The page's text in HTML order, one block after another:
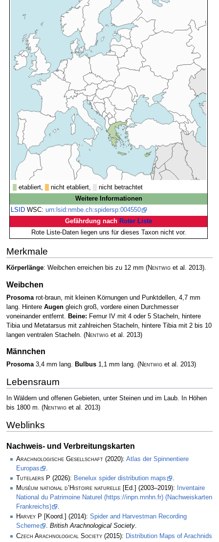
etabliert, nicht etabliert,
nicht betrachtet
Weitere Informationen
LSID WSC:urn:lsid:nmbe.ch:spidersp:004550
Gefährdung nach Roter Liste
Rote Liste-Daten liegen uns für dieses Taxon nicht vor.
Merkmale
Körperlänge: Weibchen erreichen bis zu 12 mm (Nentwiget al. 2013).
Weibchen
Prosomarot-braun, mit kleinen Körnungen und Punktdellen, 4,7 mm
lang. Hintere Augengleich groß, vordere einen Durchmesser
voneinander entfernt.
Beine: Femur IV mit 4 oder 5 Stacheln, hintere
Tibia und Metatarsus mit zahlreichen Stacheln, hintere Tibia mit 2 bis 10
langen ventralen Stacheln. (Nentwiget al. 2013)
Männchen
Prosoma3,4 mm lang. Bulbus1,1 mm lang. (Nentwiget al. 2013)
Lebensraum
In Wäldern und offenen Gebieten, unter Steinen und im Laub. In Höhen
bis 1800 m. (Nentwiget al. 2013)
Weblinks
Nachweis- und Verbreitungskarten
Arachnologische Gesellschaft (2020): Atlas der Spinnentiere
Europas
Tutelaers P (2026): Benelux spider distribution maps
.
Muséum national d’Histoire naturelle [Ed.] (2003–2019):
Inventaire
National du Patrimoine Naturel (https://inpn.mnhn.fr) (Nachweiskarten
Frankreichs)
.
Harvey P [Koord.] (2014): Spider and Harvestman Recording
Scheme
. British Arachnological Society.
Czech Arachnological Society (2015): Distribution Maps of Arachnids